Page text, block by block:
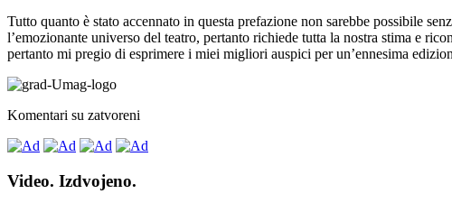
Tutto quanto è stato accennato in questa prefazione non sarebbe possibile
l’emozionante universo del teatro, pertanto richiede tutta la nostra stima e
pertanto mi pregio di esprimere i miei migliori auspici per un’ennesima
Komentari su zatvoreni
Video. Izdvojeno.